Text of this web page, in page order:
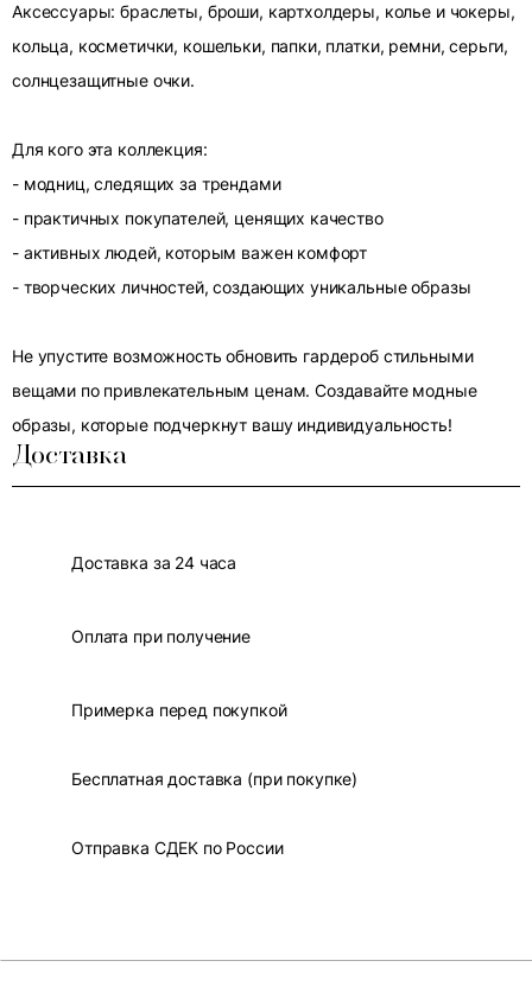
Аксессуары: браслеты, броши, картхолдеры, колье и чокеры,
кольца, косметички, кошельки, папки, платки, ремни, серьги,
солнцезащитные очки.
Для кого эта коллекция:
- модниц, следящих за трендами
- практичных покупателей, ценящих качество
- активных людей, которым важен комфорт
- творческих личностей, создающих уникальные образы
Не упустите возможность обновить гардероб стильными
вещами по привлекательным ценам. Создавайте модные
образы, которые подчеркнут вашу индивидуальность!
Доставка
Доставка за 24 часа
Оплата при получение
Примерка перед покупкой
Бесплатная доставка (при покупке)
Отправка СДЕК по России